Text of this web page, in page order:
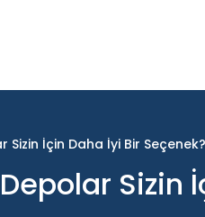
İçin Daha İyi Bir Seçenek?
Sizin